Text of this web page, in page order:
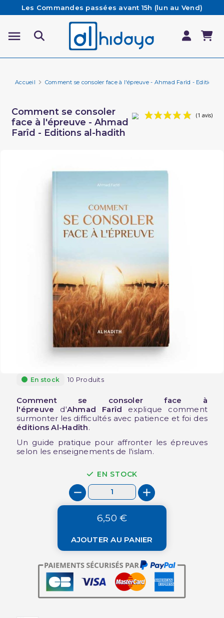
Les Commandes passées avant 15h (lun au Vend)
sont préparées et expédiées le jour même
Besoin d'aide ? Retrouvez notre FAQ
Livraison offerte à partir de 65€ d'achat*
Accueil Comment se consoler face à l'épreuve - Ahmad Farîd - Editions
Comment se consoler
face à l'épreuve - Ahmad
Farîd - Editions al-hadith
En stock 10 Produits
Comment se consoler face à
l'épreuve d'Ahmad Farîd explique comment
surmonter les difficultés avec patience et foi des
éditions Al-Hadîth.
Un guide pratique pour affronter les épreuves
selon les enseignements de l'islam.
EN STOCK
6,50 €
AJOUTER AU PANIER